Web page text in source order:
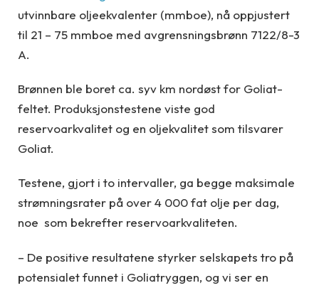
utvinnbare oljeekvalenter (mmboe), nå oppjustert
til 21 – 75 mmboe med avgrensningsbrønn 7122/8-3
A.
Brønnen ble boret ca. syv km nordøst for Goliat-
feltet. Produksjonstestene viste god
reservoarkvalitet og en oljekvalitet som tilsvarer
Goliat.
Testene, gjort i to intervaller, ga begge maksimale
strømningsrater på over 4 000 fat olje per dag,
noe som bekrefter reservoarkvaliteten.
– De positive resultatene styrker selskapets tro på
potensialet funnet i Goliatryggen, og vi ser en